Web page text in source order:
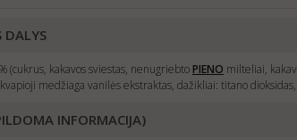
DALYS
(cukrus, kakavos sviestas, nenugriebtoPIENO milteliai,
medžiaga vanilės ekstraktas, dažikliai: titano
INFORMACIJA)